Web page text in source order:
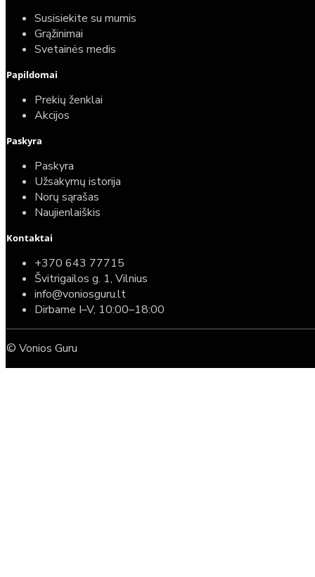
Susisiekite su mumis
Grąžinimai
Svetainės medis
Papildomai
Prekių ženklai
Akcijos
Paskyra
Paskyra
Užsakymų istorija
Norų sąrašas
Naujienlaiškis
Kontaktai
+370 643 77715
Švitrigailos g. 1, Vilnius
info@voniosguru.lt
Dirbame I–V, 10:00–18:00
© Vonios Guru